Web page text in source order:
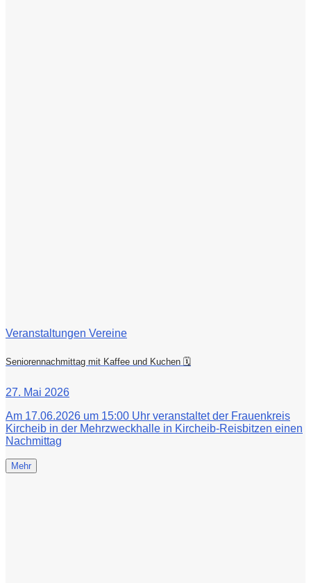
Veranstaltungen Vereine
Seniorennachmittag mit Kaffee und Kuchen 🗓
27. Mai 2026
Am 17.06.2026 um 15:00 Uhr veranstaltet der Frauenkreis
Kircheib in der Mehrzweckhalle in Kircheib-Reisbitzen einen
Nachmittag
Mehr